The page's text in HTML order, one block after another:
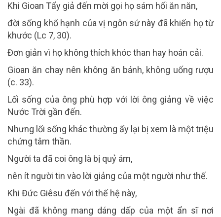
Khi Gioan Tẩy giả đến mời gọi họ sám hối ăn năn,
đời sống khổ hạnh của vị ngôn sứ này đã khiến họ từ
khước (Lc 7, 30).
Đơn giản vì họ không thích khóc than hay hoán cải.
Gioan ăn chay nên không ăn bánh, không uống rượu
(c. 33).
Lối sống của ông phù hợp với lời ông giảng về việc
Nước Trời gần đến.
Nhưng lối sống khác thường ấy lại bị xem là một triệu
chứng tâm thần.
Người ta đã coi ông là bị quỷ ám,
nên ít người tin vào lời giảng của một người như thế.
Khi Đức Giêsu đến với thế hệ này,
Ngài đã không mang dáng dấp của một ẩn sĩ nơi